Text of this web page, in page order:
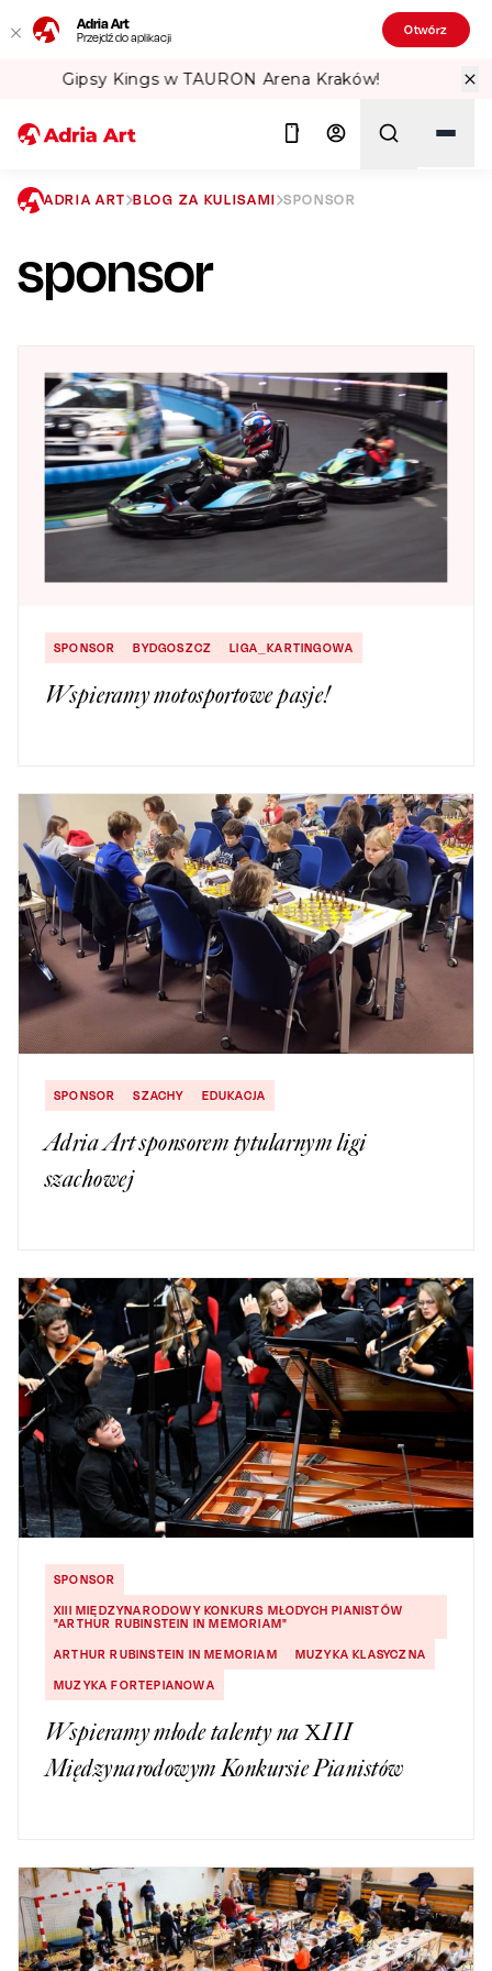
Adria Art
Przejdź do aplikacji Otwórz
Sprawdź Teatralne Lato w PKiN! 🏛️
ADRIA ART BLOG ZA KULISAMI SPONSOR
sponsor
SPONSOR BYDGOSZCZ LIGA_KARTINGOWA
Wspieramy motosportowe pasje!
SPONSOR SZACHY EDUKACJA
Adria Art sponsorem tytularnym ligi
szachowej
SPONSOR
XIII MIĘDZYNARODOWY KONKURS MŁODYCH PIANISTÓW
"ARTHUR RUBINSTEIN IN MEMORIAM"
ARTHUR RUBINSTEIN IN MEMORIAM
MUZYKA KLASYCZNA
MUZYKA FORTEPIANOWA
Wspieramy młode talenty na XIII
Międzynarodowym Konkursie Pianistów